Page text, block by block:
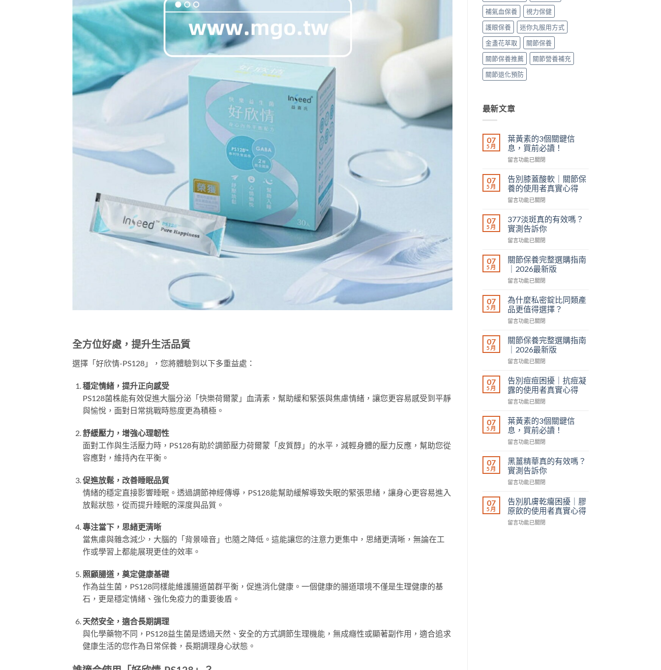
全方位好處，提升生活品質
選擇「好欣情-PS128」，您將體驗到以下多重益處：
穩定情緒，提升正向感受
PS128菌株能有效促進大腦分泌「快樂荷爾蒙」血清素，幫助緩和緊張與焦慮情緒，讓您更容易感受到平靜
與愉悅，面對日常挑戰時態度更為積極。
舒緩壓力，增強心理韌性
面對工作與生活壓力時，PS128有助於調節壓力荷爾蒙「皮質醇」的水平，減輕身體的壓力反應，幫助您從
容應對，維持內在平衡。
促進放鬆，改善睡眠品質
情緒的穩定直接影響睡眠。透過調節神經傳導，PS128能幫助緩解導致失眠的緊張思緒，讓身心更容易進入
放鬆狀態，從而提升睡眠的深度與品質。
專注當下，思緒更清晰
當焦慮與雜念減少，大腦的「背景噪音」也隨之降低。這能讓您的注意力更集中，思緒更清晰，無論在工
作或學習上都能展現更佳的效率。
照顧腸道，奠定健康基礎
作為益生菌，PS128同樣能維護腸道菌群平衡，促進消化健康。一個健康的腸道環境不僅是生理健康的基
石，更是穩定情緒、強化免疫力的重要後盾。
天然安全，適合長期調理
與化學藥物不同，PS128益生菌是透過天然、安全的方式調節生理機能，無成癮性或顯著副作用，適合追求
健康生活的您作為日常保養，長期調理身心狀態。
補氣血保養
視力保健
護眼保養
迷你丸服用方式
金盞花萃取
關節保養
關節保養推薦
關節營養補充
關節退化預防
最新文章
07
5 月
葉黃素的3個關鍵信
息，買前必讀！
在
黃
素
的
3
關
鍵
信
息，
前
中
留言功能已關閉
07
5 月
告別膝蓋酸軟｜關節保
養的使用者真實心得
在
別
膝
蓋
酸
｜
關
節
保
的
使
者
實
得〉
留言功能已關閉
07
5 月
377淡斑真的有效嗎？
實測告訴你
在
淡
斑
真
的
效
嗎？
實
測
訴
你〉
留言功能已關閉
07
5 月
關節保養完整選購指南
｜2026最新版
在
節
保
養
完
選
購
指
南
2026
最
版〉
留言功能已關閉
07
5 月
為什麼私密錠比同類產
品更值得選擇？
在
什
麼
私
密
比
同
類
產
更
值
選
中
留言功能已關閉
07
5 月
關節保養完整選購指南
｜2026最新版
在
節
保
養
完
選
購
南
2026
最
版〉
留言功能已關閉
07
5 月
告別痘痘困擾｜抗痘凝
露的使用者真實心得
在
別
痘
痘
困
｜
抗
痘
凝
的
使
者
留言功能已關閉
07
5 月
葉黃素的3個關鍵信
息，買前必讀！
在
黃
素
的
3
關
鍵
信
息，
留言功能已關閉
07
5 月
黑薑精華真的有效嗎？
實測告訴你
在
薑
精
華
真
留言功能已關閉
07
5 月
告別肌膚乾癟困擾｜膠
原飲的使用者真實心得
在
留言功能已關閉